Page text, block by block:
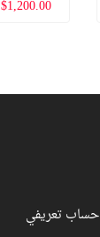
$1,200.00
حساب تعريفي